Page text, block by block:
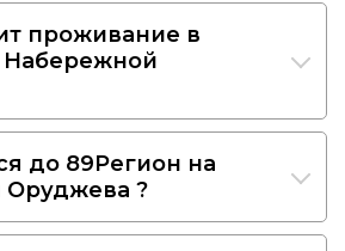
проживание в
Набережной
до 89Регион на
?